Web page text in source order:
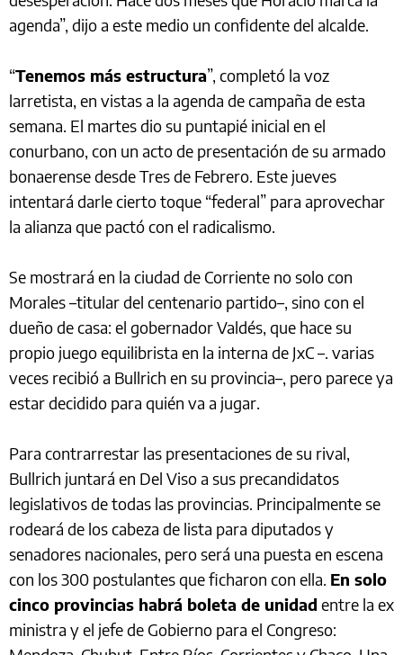
agenda”, dijo a este medio un confidente del alcalde.
“Tenemos más estructura”, completó la voz
larretista, en vistas a la agenda de campaña de esta
semana. El martes dio su puntapié inicial en el
conurbano, con un acto de presentación de su armado
bonaerense desde Tres de Febrero. Este jueves
intentará darle cierto toque “federal” para aprovechar
la alianza que pactó con el radicalismo.
Se mostrará en la ciudad de Corriente no solo con
Morales –titular del centenario partido–, sino con el
dueño de casa: el gobernador Valdés, que hace su
propio juego equilibrista en la interna de JxC –. varias
veces recibió a Bullrich en su provincia–, pero parece ya
estar decidido para quién va a jugar.
Para contrarrestar las presentaciones de su rival,
Bullrich juntará en Del Viso a sus precandidatos
legislativos de todas las provincias. Principalmente se
rodeará de los cabeza de lista para diputados y
senadores nacionales, pero será una puesta en escena
con los 300 postulantes que ficharon con ella. En solo
cinco provincias habrá boleta de unidad entre la ex
ministra y el jefe de Gobierno para el Congreso: